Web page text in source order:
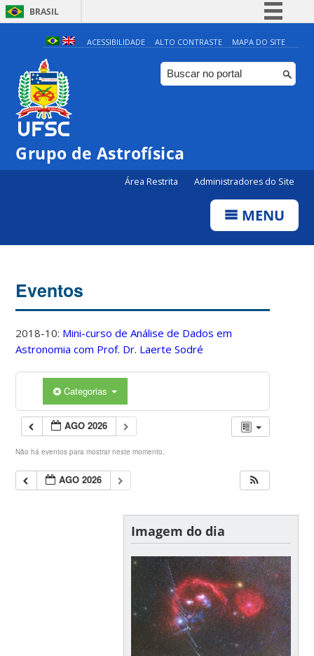
BRASIL
Simplifique!
Comunica BR
Participe
ACESSIBILIDADE ALTO CONTRASTE MAPA DO SITE
Grupo de Astrofísica
Área Restrita Administradores do Site
MENU
Eventos
2018-10: Mini-curso de Análise de Dados em
Astronomia com Prof. Dr. Laerte Sodré
Categorias
AGO 2026
Não há eventos para mostrar neste momento.
AGO 2026
Imagem do dia